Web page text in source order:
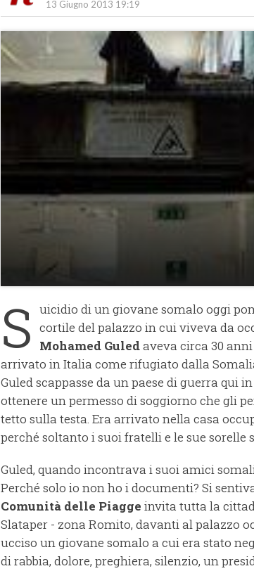
13 Giugno 2013 19:19
S uicidio di un giovane somalo oggi
cortile del palazzo in cui viveva da
Mohamed Guledaveva circa 30
arrivato in Italia come rifugiato dalla
Guled scappasse da un paese di guerra qui
ottenere un permesso di soggiorno che gli
tetto sulla testa. Era arrivato nella casa
perché soltanto i suoi fratelli e le sue sorelle
Guled, quando incontrava i suoi amici
Perché solo io non ho i documenti? Si
Comunità delle Piagge invita tutta la
Slataper - zona Romito, davanti al palazzo
ucciso un giovane somalo a cui era stato
di rabbia, dolore, preghiera, silenzio, un